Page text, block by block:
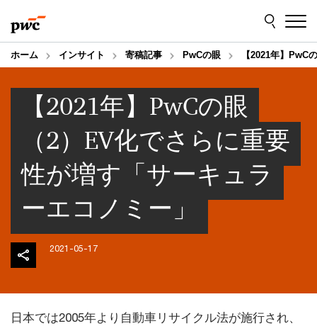
to
content
to
footer
ホーム インサイト 寄稿記事 PwCの眼 【2021年】PwC
【2021年】PwCの眼
（2）EV化でさらに重要
性が増す「サーキュラ
ーエコノミー」
2021-05-17
日本では2005年より自動車リサイクル法が施行され、